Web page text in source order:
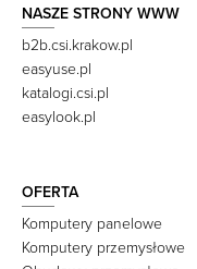
NASZE STRONY WWW
b2b.csi.krakow.pl
easyuse.pl
katalogi.csi.pl
easylook.pl
OFERTA
Komputery panelowe
Komputery przemysłowe